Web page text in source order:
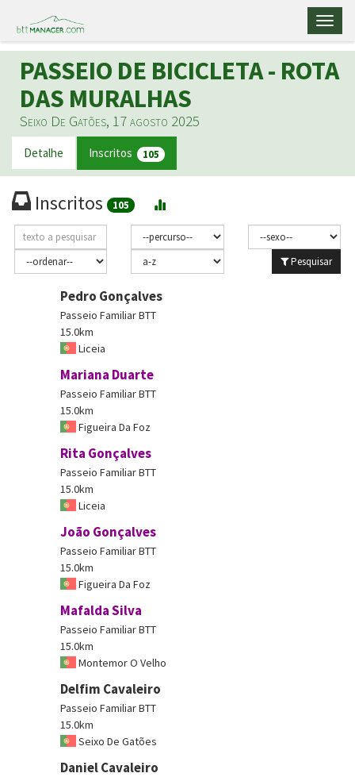
PASSEIO DE BICICLETA - ROTA
DAS MURALHAS
Seixo De Gatões, 17 agosto 2025
Detalhe Inscritos 105
Inscritos 105
Pesquisar
Pedro Gonçalves
Passeio Familiar BTT
15.0km
Liceia
Mariana Duarte
Passeio Familiar BTT
15.0km
Figueira Da Foz
Rita Gonçalves
Passeio Familiar BTT
15.0km
Liceia
João Gonçalves
Passeio Familiar BTT
15.0km
Figueira Da Foz
Mafalda Silva
Passeio Familiar BTT
15.0km
Montemor O Velho
Delfim Cavaleiro
Passeio Familiar BTT
15.0km
Seixo De Gatões
Daniel Cavaleiro